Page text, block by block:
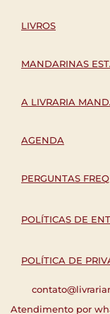
LIVROS
MANDARINAS
A LIVRARIA
AGENDA
PERGUNTAS
POLÍTICAS DE
POLÍTICA DE
Atendimento por